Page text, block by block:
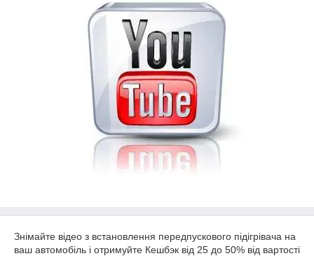
Знімайте відео з встановлення передпускового підігрівача на
ваш автомобіль і отримуйте Кешбэк від 25 до 50% від вартості